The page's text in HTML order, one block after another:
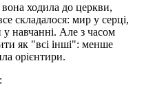
ходила до церкви,
складалося: мир у серці,
у навчанні. Але з часом
як "всі інші": менше
орієнтири.